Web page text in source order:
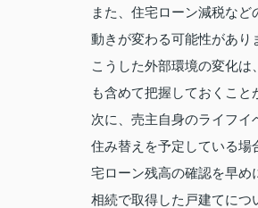
また、住宅ローン減税な
動きが変わる可能性があり
こうした外部環境の変化
も含めて把握しておくこと
次に、売主自身のライフイ
住み替えを予定している場
宅ローン残高の確認を早め
相続で取得した戸建てにつ